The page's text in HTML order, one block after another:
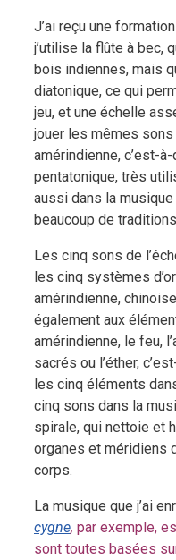
J’ai reçu une
j’utilise la flûte à bec,
bois indiennes, mais
diatonique, ce qui
jeu, et une échelle
jouer les mêmes
amérindienne, c’est-
pentatonique, très
aussi dans la musique
beaucoup de
Les cinq sons de
les cinq systèmes
amérindienne,
également aux
amérindienne, le feu,
sacrés ou l’éther,
les cinq éléments
cinq sons dans la
spirale, qui nettoie et
organes et méridiens
corps.
La musique que j’ai
cygne, par exemple,
sont toutes basées